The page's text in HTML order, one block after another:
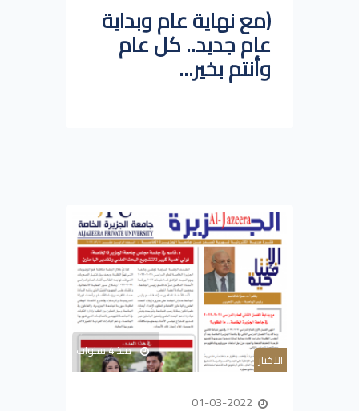
(مع نهاية عام وبداية
عام جديد.. كل عام
وأنتم بخير...
الاخبار منذ 4 سنوات